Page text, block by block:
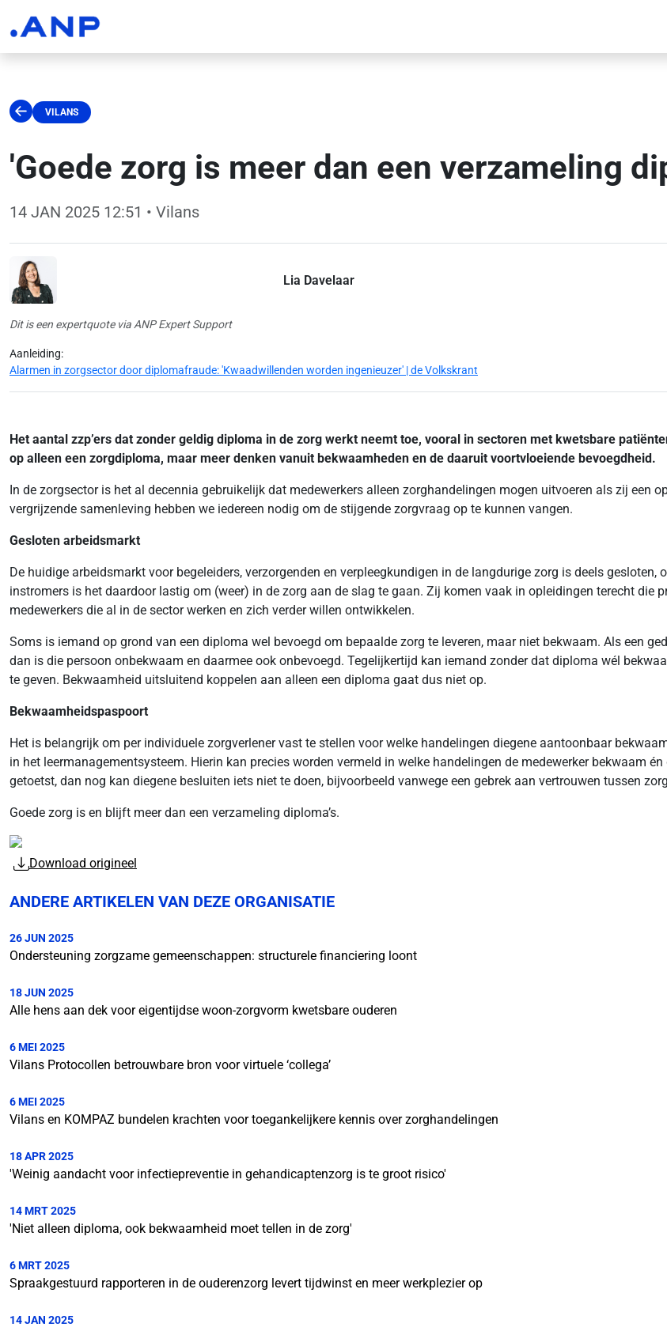
VILANS
'Goede zorg is meer dan een verzameling
14 JAN 2025 12:51 • Vilans
Lia Davelaar
Dit is een expertquote via ANP Expert Support
Aanleiding:
Alarmen in zorgsector door diplomafraude: 'Kwaadwillenden worden ingenieuzer' | de Volkskrant
Het aantal zzp’ers dat zonder geldig diploma in de zorg werkt neemt toe, vooral in sectoren met kwetsbare
op alleen een zorgdiploma, maar meer denken vanuit bekwaamheden en de daaruit voortvloeiende bevoegdheid.
In de zorgsector is het al decennia gebruikelijk dat medewerkers alleen zorghandelingen mogen uitvoeren als zij een
vergrijzende samenleving hebben we iedereen nodig om de stijgende zorgvraag op te kunnen vangen.
Gesloten arbeidsmarkt
De huidige arbeidsmarkt voor begeleiders, verzorgenden en verpleegkundigen in de langdurige zorg is deels
instromers is het daardoor lastig om (weer) in de zorg aan de slag te gaan. Zij komen vaak in opleidingen terecht die
medewerkers die al in de sector werken en zich verder willen ontwikkelen.
Soms is iemand op grond van een diploma wel bevoegd om bepaalde zorg te leveren, maar niet bekwaam. Als een
dan is die persoon onbekwaam en daarmee ook onbevoegd. Tegelijkertijd kan iemand zonder dat diploma wél
te geven. Bekwaamheid uitsluitend koppelen aan alleen een diploma gaat dus niet op.
Bekwaamheidspaspoort
Het is belangrijk om per individuele zorgverlener vast te stellen voor welke handelingen diegene aantoonbaar
in het leermanagementsysteem. Hierin kan precies worden vermeld in welke handelingen de medewerker bekwaam
getoetst, dan nog kan diegene besluiten iets niet te doen, bijvoorbeeld vanwege een gebrek aan vertrouwen tussen
Goede zorg is en blijft meer dan een verzameling diploma’s.
Download origineel
ANDERE ARTIKELEN VAN DEZE ORGANISATIE
26 JUN 2025
Ondersteuning zorgzame gemeenschappen: structurele financiering loont
18 JUN 2025
Alle hens aan dek voor eigentijdse woon-zorgvorm kwetsbare ouderen
6 MEI 2025
Vilans Protocollen betrouwbare bron voor virtuele ‘collega’
6 MEI 2025
Vilans en KOMPAZ bundelen krachten voor toegankelijkere kennis over zorghandelingen
18 APR 2025
'Weinig aandacht voor infectiepreventie in gehandicaptenzorg is te groot risico'
14 MRT 2025
'Niet alleen diploma, ook bekwaamheid moet tellen in de zorg'
6 MRT 2025
Spraakgestuurd rapporteren in de ouderenzorg levert tijdwinst en meer werkplezier op
14 JAN 2025